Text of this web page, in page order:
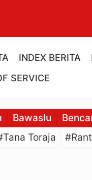
INDEX BERITA
SERVICE
Bawaslu
Toraja